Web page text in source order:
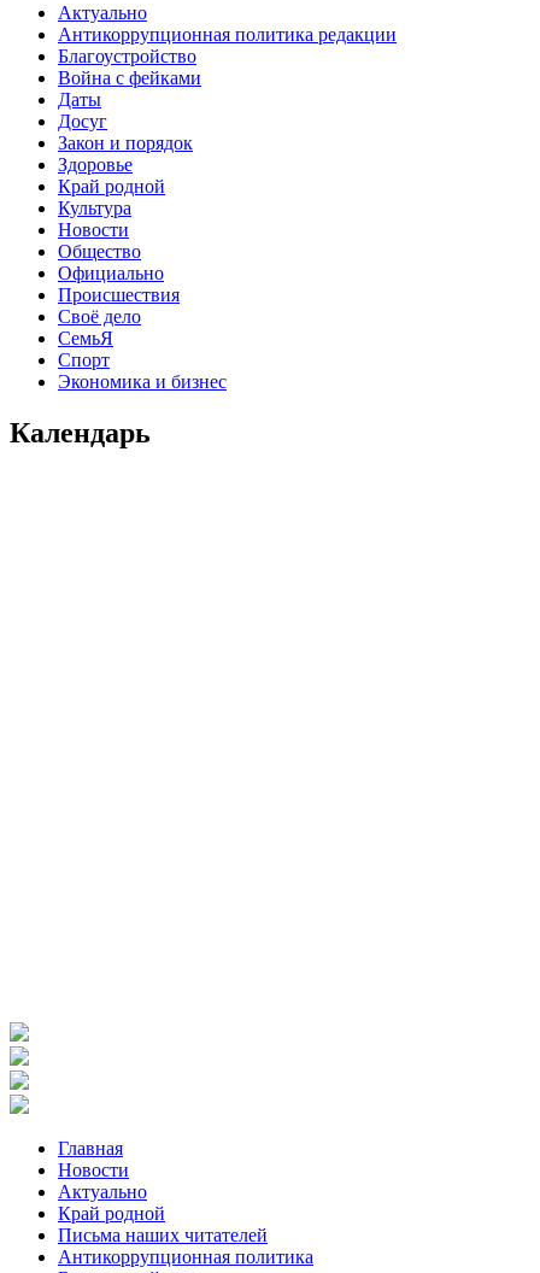
Актуально
Антикоррупционная политика редакции
Благоустройство
Война с фейками
Даты
Досуг
Закон и порядок
Здоровье
Край родной
Культура
Новости
Общество
Официально
Происшествия
Своё дело
СемьЯ
Спорт
Экономика и бизнес
Календарь
Главная
Новости
Актуально
Край родной
Письма наших читателей
Антикоррупционная политика